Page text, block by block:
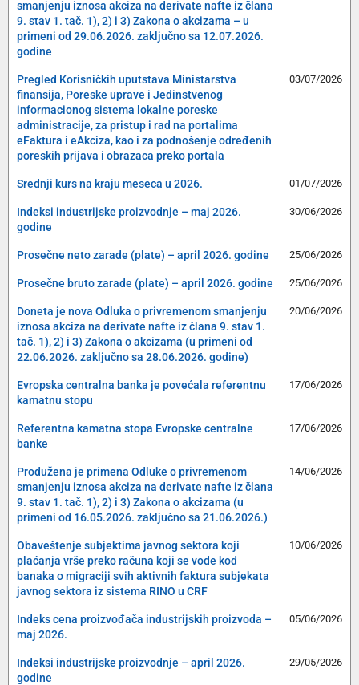
smanjenju iznosa akciza na derivate nafte iz člana
9. stav 1. tač. 1), 2) i 3) Zakona o akcizama – u
primeni od 29.06.2026. zaključno sa 12.07.2026.
godine
Pregled Korisničkih uputstava Ministarstva
finansija, Poreske uprave i Jedinstvenog
informacionog sistema lokalne poreske
administracije, za pristup i rad na portalima
eFaktura i eAkciza, kao i za podnošenje određenih
poreskih prijava i obrazaca preko portala
03/07/2026
Srednji kurs na kraju meseca u 2026. 01/07/2026
Indeksi industrijske proizvodnje – maj 2026.
godine
30/06/2026
Prosečne neto zarade (plate) – april 2026. godine 25/06/2026
Prosečne bruto zarade (plate) – april 2026. godine 25/06/2026
Doneta je nova Odluka o privremenom smanjenju
iznosa akciza na derivate nafte iz člana 9. stav 1.
tač. 1), 2) i 3) Zakona o akcizama (u primeni od
22.06.2026. zaključno sa 28.06.2026. godine)
20/06/2026
Evropska centralna banka je povećala referentnu
kamatnu stopu
17/06/2026
Referentna kamatna stopa Evropske centralne
banke
17/06/2026
Produžena je primena Odluke o privremenom
smanjenju iznosa akciza na derivate nafte iz člana
9. stav 1. tač. 1), 2) i 3) Zakona o akcizama (u
primeni od 16.05.2026. zaključno sa 21.06.2026.)
14/06/2026
Obaveštenje subjektima javnog sektora koji
plaćanja vrše preko računa koji se vode kod
banaka o migraciji svih aktivnih faktura subjekata
javnog sektora iz sistema RINO u CRF
10/06/2026
Indeks cena proizvođača industrijskih proizvoda –
maj 2026.
05/06/2026
Indeksi industrijske proizvodnje – april 2026.
godine
29/05/2026